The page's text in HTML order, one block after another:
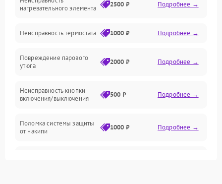
Герметичность
Электроника/Механические
нагревательного элемента
2500 ₽ Подробнее →
Неисправность термостата 1000 ₽ Подробнее →
Повреждение парового
утюга
2000 ₽ Подробнее →
Неисправность кнопки
включения/выключения
500 ₽ Подробнее →
Поломка системы защиты
от накипи
1000 ₽ Подробнее →